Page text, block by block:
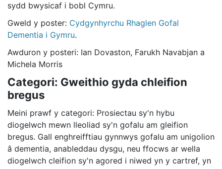
sydd bwysicaf i bobl Cymru.
Gweld y poster: Cydgynhyrchu Rhaglen Gofal
Dementia i Gymru.
Awduron y posteri: Ian Dovaston, Farukh Navabjan a
Michela Morris
Categori: Gweithio gyda chleifion
bregus
Meini prawf y categori: Prosiectau sy'n hybu
diogelwch mewn lleoliad sy'n gofalu am gleifion
bregus. Gall enghreifftiau gynnwys gofalu am unigolion
â dementia, anableddau dysgu, neu ffocws ar wella
diogelwch cleifion sy'n agored i niwed yn y cartref, yn